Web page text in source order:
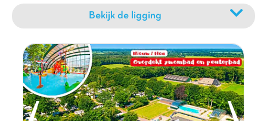
Dwingelderveld of ontdek de prehistorische hunebedden die
het platteland sieren. Voor natuurliefhebbers bieden de
nabijgelegen natuurreservaten unieke mogelijkheden om flora
en fauna te observeren. Of u nu op zoek bent naar avontuur,
cultuur of gewoon rust, een Capfun camping bij Groningen is
het ideale startpunt voor eengeslaagde vakantievol
verrassingen.
Bekijk de ligging